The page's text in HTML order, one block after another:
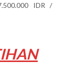
IDR /